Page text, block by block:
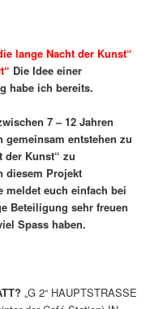
lange Nacht der Kunst“
Die Idee einer
habe ich bereits.
7 – 12 Jahren
entstehen zu
der Kunst“ zu
diesem Projekt
meldet euch einfach bei
Beteiligung sehr freuen
Spass haben.
„G 2“ HAUPTSTRASSE